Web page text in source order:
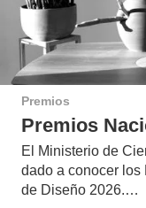
Premios
Premios
El Ministerio de
dado a conocer
de Diseño 2026.…